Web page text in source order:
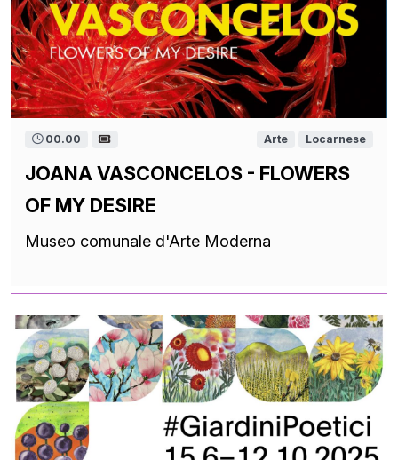
00.00 Arte Locarnese
JOANA VASCONCELOS - FLOWERS
OF MY DESIRE
Museo comunale d'Arte Moderna